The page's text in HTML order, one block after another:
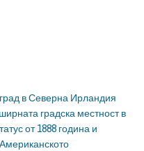
в Северна Ирландия
градска местност в
от 1888 година и